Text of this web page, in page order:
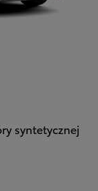
syntetycznej